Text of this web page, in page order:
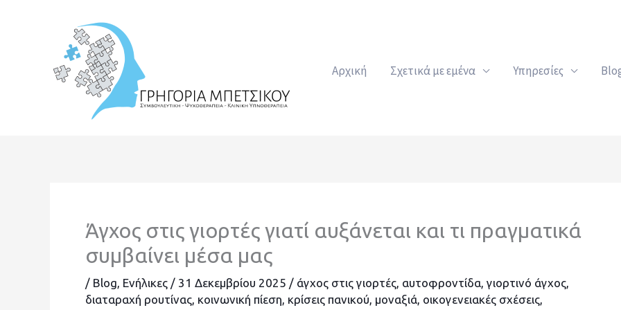
περιεχόμενο
Αρχική Σχετικά με εμένα Υπηρεσίες
Άγχος στις γιορτές γιατί αυξάνεται και τι πραγματικά
συμβαίνει μέσα μας
/ Blog, Ενήλικες / 31 Δεκεμβρίου 2025 / άγχος στις γιορτές, αυτοφροντίδα, γιορτινό άγχος,
διαταραχή ρουτίνας, κοινωνική πίεση, κρίσεις πανικού, μοναξιά, οικογενειακές σχέσεις,